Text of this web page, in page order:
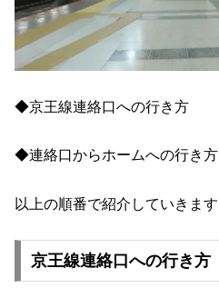
◆京王線連絡口への行き方
◆連絡口からホームへの行き方
以上の順番で紹介していきます
京王線連絡口への行き方